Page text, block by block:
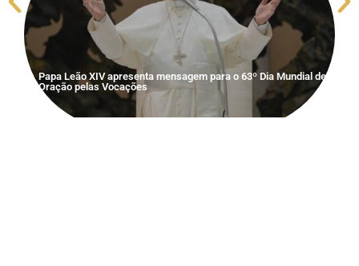
Papa Leão XIV apresenta mensagem para o 63º Dia Mundial de
Oração pelas Vocações